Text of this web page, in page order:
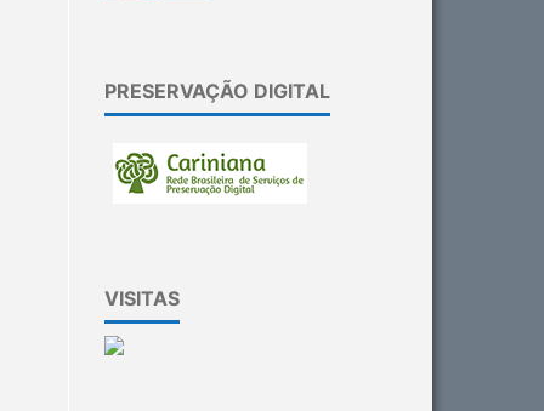
PRESERVAÇÃO DIGITAL
VISITAS